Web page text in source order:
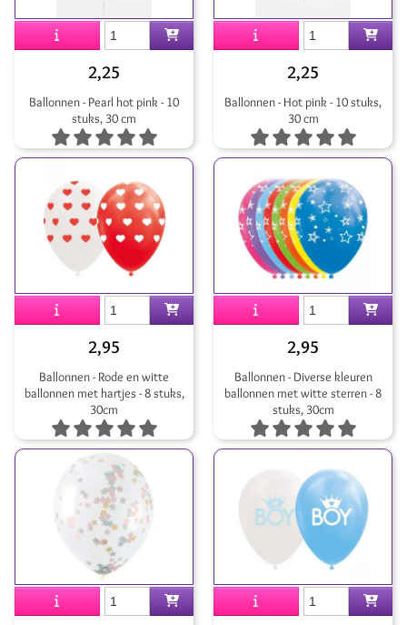
2,25
Ballonnen - Pearl hot pink - 10
stuks, 30 cm
2,25
Ballonnen - Hot pink - 10 stuks,
30 cm
2,95
Ballonnen - Rode en witte
ballonnen met hartjes - 8 stuks,
30cm
2,95
Ballonnen - Diverse kleuren
ballonnen met witte sterren - 8
stuks, 30cm